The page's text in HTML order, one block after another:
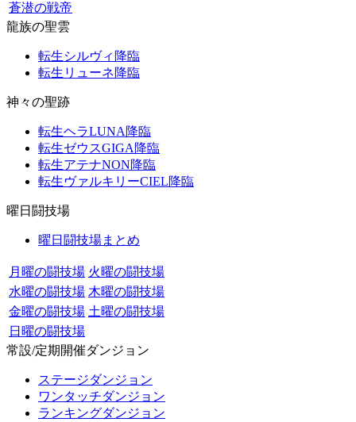
蒼潜の戦帝
龍族の聖雲
転生シルヴィ降臨
転生リューネ降臨
神々の聖跡
転生ヘラLUNA降臨
転生ゼウスGIGA降臨
転生アテナNON降臨
転生ヴァルキリーCIEL降臨
曜日闘技場
曜日闘技場まとめ
月曜の闘技場 火曜の闘技場
水曜の闘技場 木曜の闘技場
金曜の闘技場 土曜の闘技場
日曜の闘技場
常設/定期開催ダンジョン
ステージダンジョン
ワンタッチダンジョン
ランキングダンジョン